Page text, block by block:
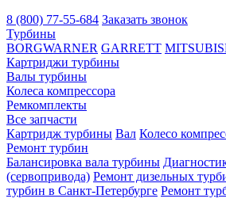
8 (800) 77-55-684 Заказать звонок
Турбины
BORGWARNER GARRETT
Картриджи турбины
Валы турбины
Колеса компрессора
Ремкомплекты
Все запчасти
Картридж турбины Вал Колесо
Ремонт турбин
Балансировка вала турбины
(сервопривода) Ремонт дизельных
турбин в Санкт-Петербурге Ремонт